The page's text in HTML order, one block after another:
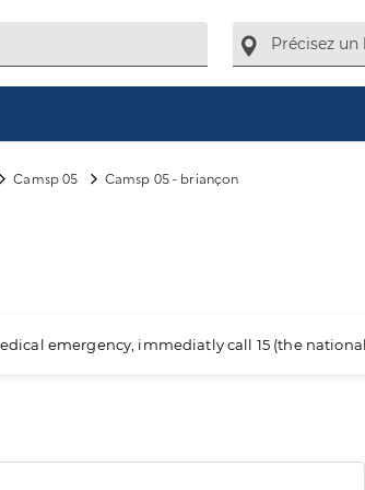
Camsp 05 Camsp 05 - briançon
emergency, immediatly call 15 (the